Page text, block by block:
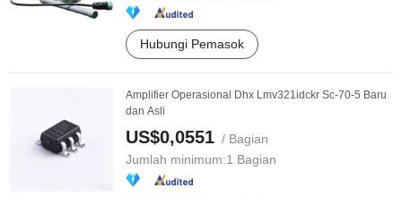
Hubungi Pemasok
Amplifier Operasional Dhx Lmv321idckr Sc-70-5 Baru
dan Asli
US$0,0551 / Bagian
Jumlah minimum:1 Bagian